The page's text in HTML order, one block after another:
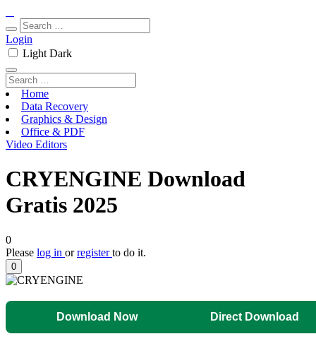
Login
Light Dark
Home
Data Recovery
Graphics & Design
Office & PDF
Video Editors
CRYENGINE Download
Gratis 2025
0
Please log in orregisterto do it.
0
Download Now Direct Download